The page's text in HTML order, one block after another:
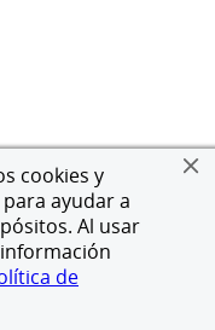
cookies y
ayudar a
Al usar
de